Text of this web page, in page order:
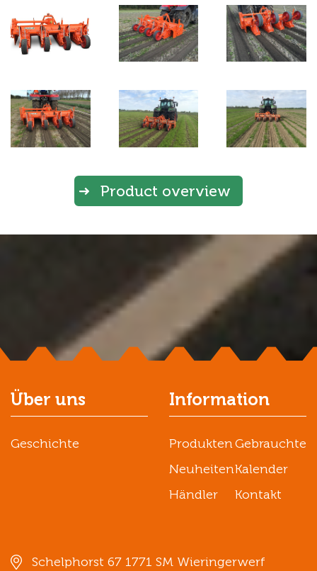
Product overview
Über uns
Geschichte
Information
ProduktenGebrauchte
NeuheitenKalender
Händler
Kontakt
Schelphorst 67 1771 SM Wieringerwerf